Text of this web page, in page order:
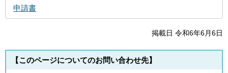
申請書
掲載日 令和6年6月6日
【このページについてのお問い合わせ先】